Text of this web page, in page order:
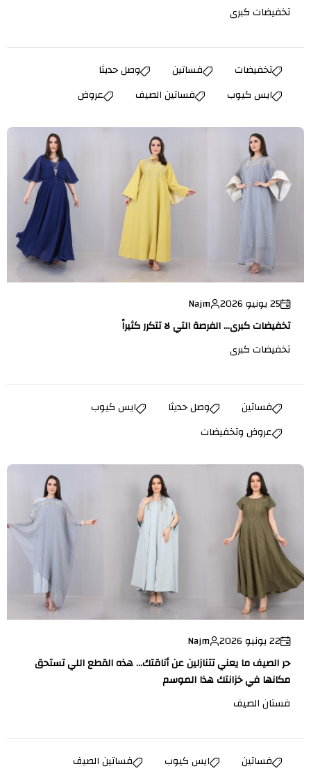
تخفيضات كبرى
تخفيضات فساتين
وصل حديثا
ايس كيوب
فساتين الصيف عروض
25 يونيو 2026
Najm
تخفيضات كبرى... الفرصة التي لا تتكرر كثيراً
تخفيضات كبرى
فساتين وصل حديثا
ايس كيوب
عروض وتخفيضات
22 يونيو 2026
Najm
حر الصيف ما يعني تتنازلين عن أناقتك… هذه القطع اللي تستحق
مكانها في خزانتك هذا الموسم
فستان الصيف
فساتين ايس كيوب فساتين الصيف